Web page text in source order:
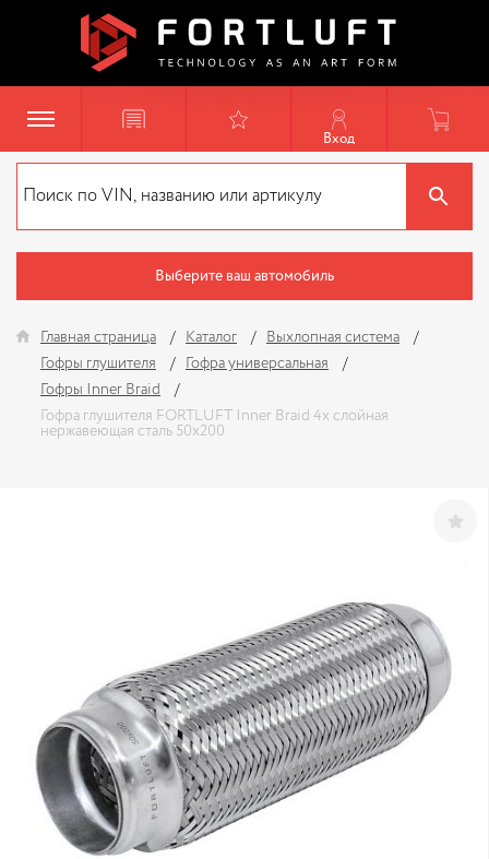
Вход
Выберите ваш автомобиль
Главная страница Каталог
Выхлопная система
Гофры глушителя
Гофра универсальная
Гофры Inner Braid
Гофра глушителя FORTLUFT Inner Braid 4х слойная
нержавеющая сталь 50x200